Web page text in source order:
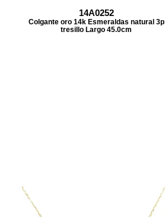
14A0252
Colgante oro 14k Esmeraldas natural 3p
tresillo Largo 45.0cm